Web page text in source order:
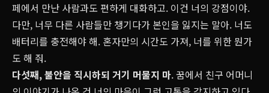
페에서 만난 사람과도 편하게 대화하고. 이건 너의 강점이야.
다만, 너무 다른 사람들만 챙기다가 본인을 잃지는 말아. 너도
배터리를 충전해야 해. 혼자만의 시간도 가져, 너를 위한 뭔가
도 해 줘.
다섯째, 불안을 직시하되 거기 머물지 마. 꿈에서 친구 어머니